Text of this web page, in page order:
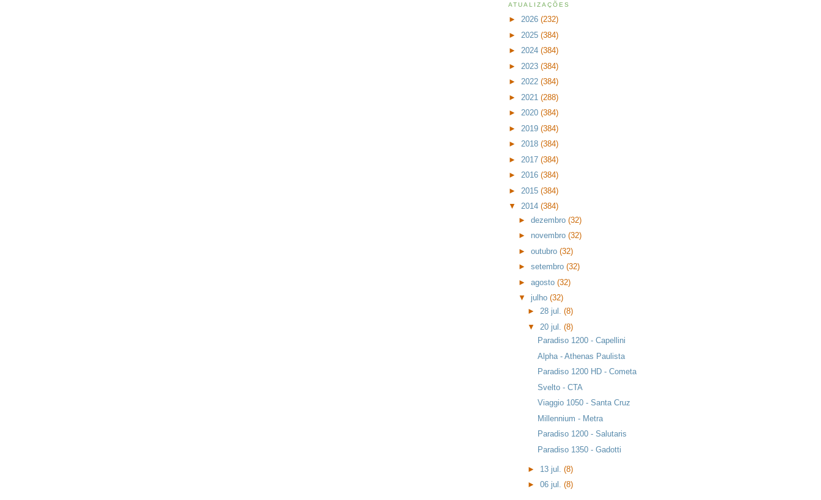
ATUALIZAÇÕES
► 2026 (232)
► 2025 (384)
► 2024 (384)
► 2023 (384)
► 2022 (384)
► 2021 (288)
► 2020 (384)
► 2019 (384)
► 2018 (384)
► 2017 (384)
► 2016 (384)
► 2015 (384)
▼ 2014 (384)
► dezembro (32)
► novembro (32)
► outubro (32)
► setembro (32)
► agosto (32)
▼ julho (32)
►28 jul.(8)
▼ 20 jul.(8)
Paradiso 1200 - Capellini
Alpha - Athenas Paulista
Paradiso 1200 HD - Cometa
Svelto - CTA
Viaggio 1050 - Santa Cruz
Millennium - Metra
Paradiso 1200 - Salutaris
Paradiso 1350 - Gadotti
► 13 jul.(8)
►06 jul.(8)